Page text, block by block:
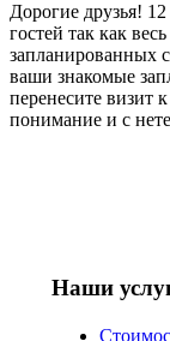
Дорогие друзья!
гостей так как
запланированных
ваши знакомые
перенесите визит
понимание и с
Наши